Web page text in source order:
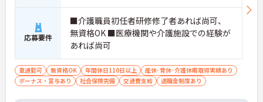
応募要件
■介護職員初任者研修修了者あれば尚可、
無資格OK ■医療機関や介護施設での経験が
あれば尚可
車通勤可 無資格OK 年間休日110日以上
産休･育休･介護休暇取得実績あり
ボーナス・賞与あり
社会保険完備 交通費支給 退職金制度あり